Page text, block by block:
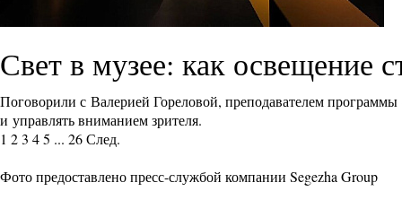
Свет в музее: как освещение
Поговорили с Валерией Гореловой, преподавателем программы
и управлять вниманием зрителя.
1 23 45 ... 26След.
Фото предоставлено пресс-службой компании Segezha Group